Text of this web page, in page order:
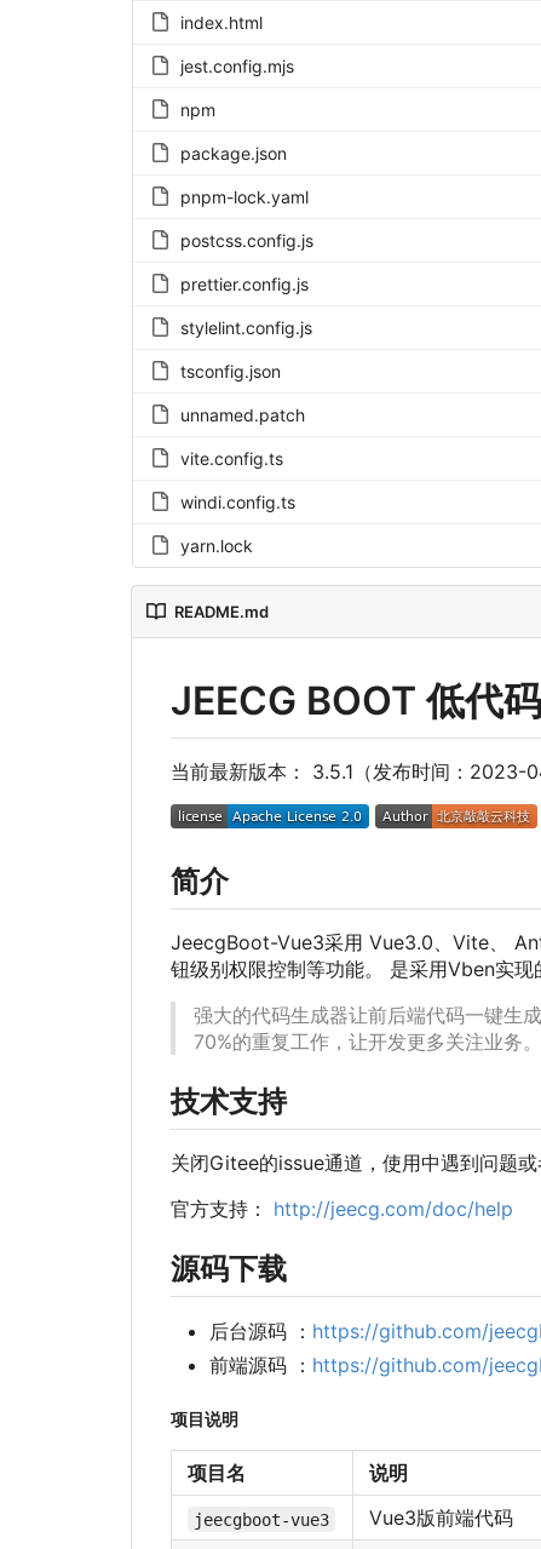
index.html
jest.config.mjs
npm
package.json
pnpm-lock.yaml
postcss.config.js
prettier.config.js
stylelint.config.js
tsconfig.json
unnamed.patch
vite.config.ts
windi.config.ts
yarn.lock
README.md
JEECG BOOT 低代
当前最新版本： 3.5.1 （发布时间 ： 2023-
简介
JeecgBoot-Vue3采用 Vue3.0、Vite、
钮级别权限控制等功能。 是采用Vben实
强大的代码生成器让前后端代码一键生
70%的重复工作，让开发更多关注业务
技术支持
关闭Gitee的issue通道 ， 使用中遇到问题
官方支持： http://jeecg.com/doc/help
源码下载
后台源码 ： https://github.com/
前端源码 ： https://github.com/
项目说明
项目名 说明
jeecgboot-vue3 Vue3版前端代码